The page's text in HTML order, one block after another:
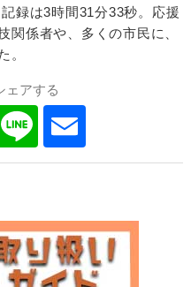
録は3時間31分33秒。応援
関係者や、多くの市民に、
。
ェアする